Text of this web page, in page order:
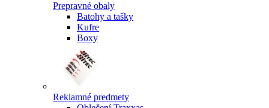
Prepravné obaly
Batohy a tašky
Kufre
Boxy
Reklamné predmety